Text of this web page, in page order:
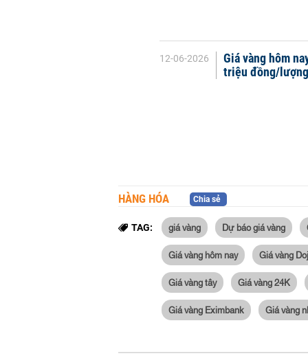
12-06-2026
Giá vàng hôm
triệu đồng/
HÀNG HÓA Chia sẻ
TAG: giá vàng Dự báo giá vàng
Giá vàng hôm nay Giá vàng
Giá vàng tây Giá vàng 24K
Giá vàng Eximbank Giá vàng